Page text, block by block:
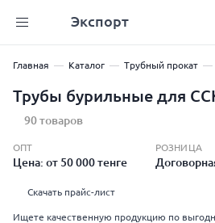
Экспорт
Главная Каталог Трубный прокат
Трубы бурильные для
90 товаров
ОПТ
Цена: от 50 000 тенге
РОЗНИЦА
Скачать прайс-лист
Ищете качественную продукцию по